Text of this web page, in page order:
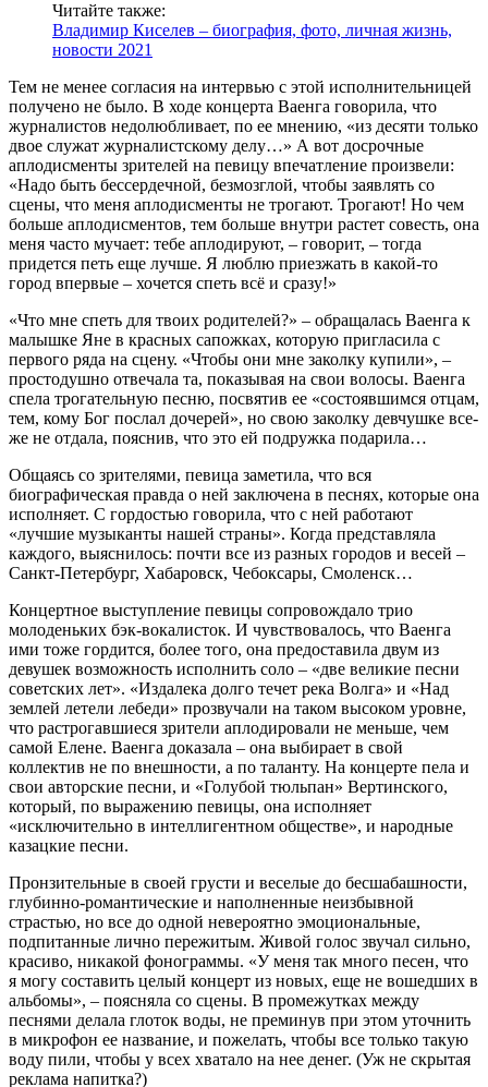
Читайте также:
Владимир Киселев – биография, фото, личная жизнь,
новости 2021
Тем не менее согласия на интервью с этой исполнительницей
получено не было. В ходе концерта Ваенга говорила, что
журналистов недолюбливает, по ее мнению, «из десяти только
двое служат журналистскому делу…» А вот досрочные
аплодисменты зрителей на певицу впечатление произвели:
«Надо быть бессердечной, безмозглой, чтобы заявлять со
сцены, что меня аплодисменты не трогают. Трогают! Но чем
больше аплодисментов, тем больше внутри растет совесть, она
меня часто мучает: тебе аплодируют, – говорит, – тогда
придется петь еще лучше. Я люблю приезжать в какой-то
город впервые – хочется спеть всё и сразу!»
«Что мне спеть для твоих родителей?» – обращалась Ваенга к
малышке Яне в красных сапожках, которую пригласила с
первого ряда на сцену. «Чтобы они мне заколку купили», –
простодушно отвечала та, показывая на свои волосы. Ваенга
спела трогательную песню, посвятив ее «состоявшимся отцам,
тем, кому Бог послал дочерей», но свою заколку девчушке все-
же не отдала, пояснив, что это ей подружка подарила…
Общаясь со зрителями, певица заметила, что вся
биографическая правда о ней заключена в песнях, которые она
исполняет. С гордостью говорила, что с ней работают
«лучшие музыканты нашей страны». Когда представляла
каждого, выяснилось: почти все из разных городов и весей –
Санкт-Петербург, Хабаровск, Чебоксары, Смоленск…
Концертное выступление певицы сопровождало трио
молоденьких бэк-вокалисток. И чувствовалось, что Ваенга
ими тоже гордится, более того, она предоставила двум из
девушек возможность исполнить соло – «две великие песни
советских лет». «Издалека долго течет река Волга» и «Над
землей летели лебеди» прозвучали на таком высоком уровне,
что растрогавшиеся зрители аплодировали не меньше, чем
самой Елене. Ваенга доказала – она выбирает в свой
коллектив не по внешности, а по таланту. На концерте пела и
свои авторские песни, и «Голубой тюльпан» Вертинского,
который, по выражению певицы, она исполняет
«исключительно в интеллигентном обществе», и народные
казацкие песни.
Пронзительные в своей грусти и веселые до бесшабашности,
глубинно-романтические и наполненные неизбывной
страстью, но все до одной невероятно эмоциональные,
подпитанные лично пережитым. Живой голос звучал сильно,
красиво, никакой фонограммы. «У меня так много песен, что
я могу составить целый концерт из новых, еще не вошедших в
альбомы», – поясняла со сцены. В промежутках между
песнями делала глоток воды, не преминув при этом уточнить
в микрофон ее название, и пожелать, чтобы все только такую
воду пили, чтобы у всех хватало на нее денег. (Уж не скрытая
реклама напитка?)